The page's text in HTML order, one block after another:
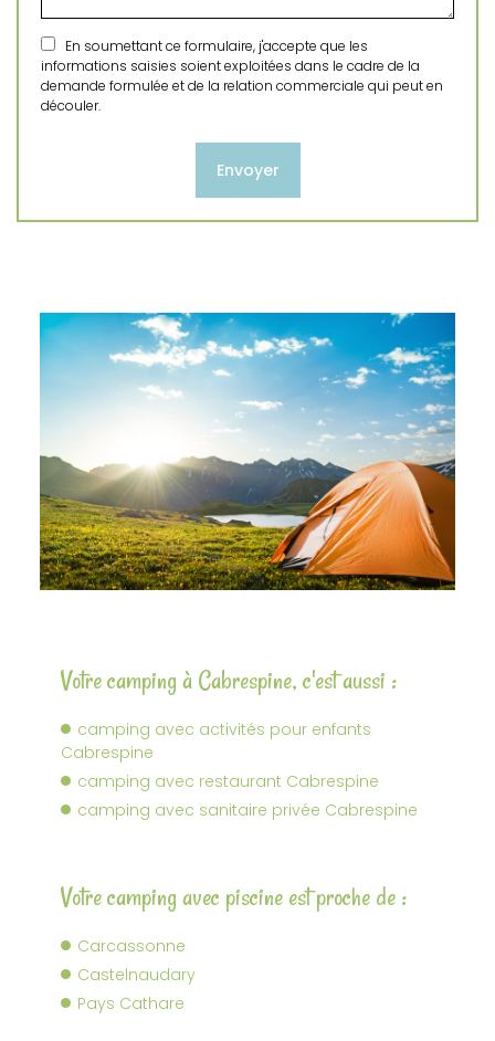
En soumettant ce formulaire, j'accepte que les
informations saisies soient exploitées dans le cadre de la
demande formulée et de la relation commerciale qui peut en
découler.
Votre camping à Cabrespine, c'est aussi :
camping avec activités pour enfants
Cabrespine
camping avec restaurant Cabrespine
camping avec sanitaire privée Cabrespine
Votre camping avec piscine est proche de :
Carcassonne
Castelnaudary
Pays Cathare